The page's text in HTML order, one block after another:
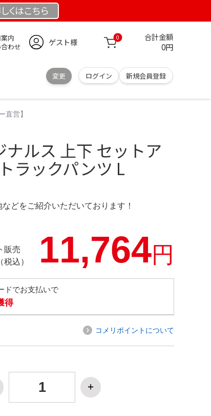
くはこちら
内
わせ
ゲスト様 0 合計金額
0円
変更 ログイン 新規会員登録
直営】
ナルス 上下 セットア
ラックパンツ L
どをご紹介いただいております！
販売
税込）
11,764円
ドでお支払いで
得
コメリポイントについて